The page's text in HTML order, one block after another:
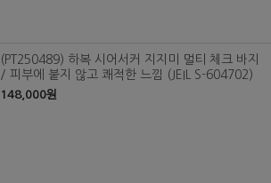
(PT250489) 하복 시어서커 지지미 멀티 체크 바지
/ 피부에 붙지 않고 쾌적한 느낌 (JEIL S-604702)
148,000원